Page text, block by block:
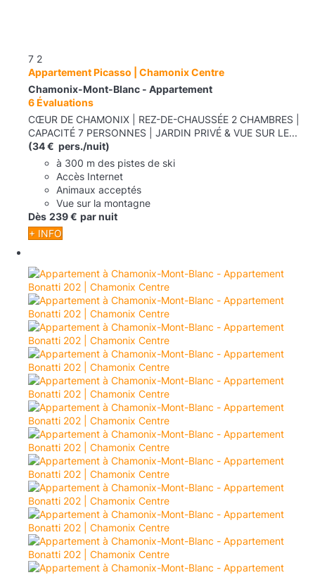
7 2
Appartement Picasso | Chamonix Centre
Chamonix-Mont-Blanc - Appartement
6 Évaluations
CŒUR DE CHAMONIX | REZ-DE-CHAUSSÉE 2 CHAMBRES |
CAPACITÉ 7 PERSONNES | JARDIN PRIVÉ & VUE SUR LE...
(34 € pers./nuit)
à 300 m des pistes de ski
Accès Internet
Animaux acceptés
Vue sur la montagne
Dès 239 € par nuit
+ INFO